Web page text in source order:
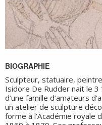
BIOGRAPHIE
Sculpteur, statuaire,
Isidore De Rudder nait le
d’une famille d’amateurs
un atelier de sculpture
forme à l’Académie royale